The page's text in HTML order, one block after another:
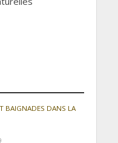
BAIGNADES DANS LA